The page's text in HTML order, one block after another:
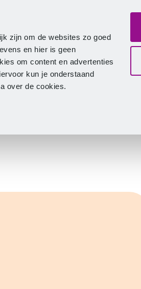
zijn om de websites zo goed
en hier is geen
om content en advertenties
kun je onderstaand
over de cookies.